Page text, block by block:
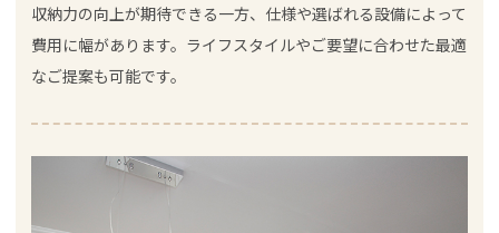
収納力の向上が期待できる一方、仕様や選ばれる設備によって
費用に幅があります。ライフスタイルやご要望に合わせた最適
なご提案も可能です。